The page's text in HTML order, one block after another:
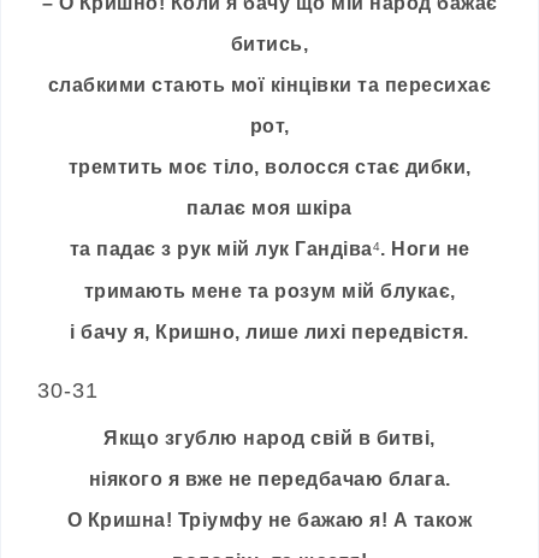
битись,
слабкими стають мої кінцівки та пересихає
рот,
тремтить моє тіло, волосся стає дибки,
палає моя шкіра
та падає з рук мій лук Гандіва4. Ноги не
тримають мене та розум мій блукає,
і бачу я, Кришно, лише лихі передвістя.
30-31
Якщо згублю народ свій в битві,
ніякого я вже не передбачаю блага.
О Кришна! Тріумфу не бажаю я! А також